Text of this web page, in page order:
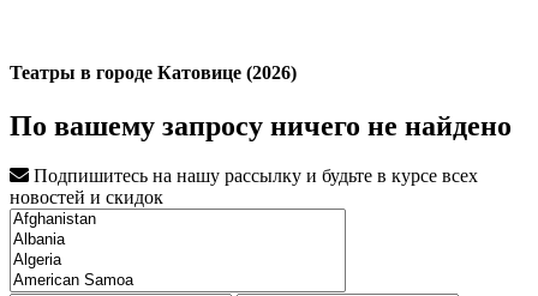
Театры в городе Катовице (2026)
По вашему запросу ничего не найдено
Подпишитесь на нашу рассылку и будьте в курсе всех
новостей и скидок